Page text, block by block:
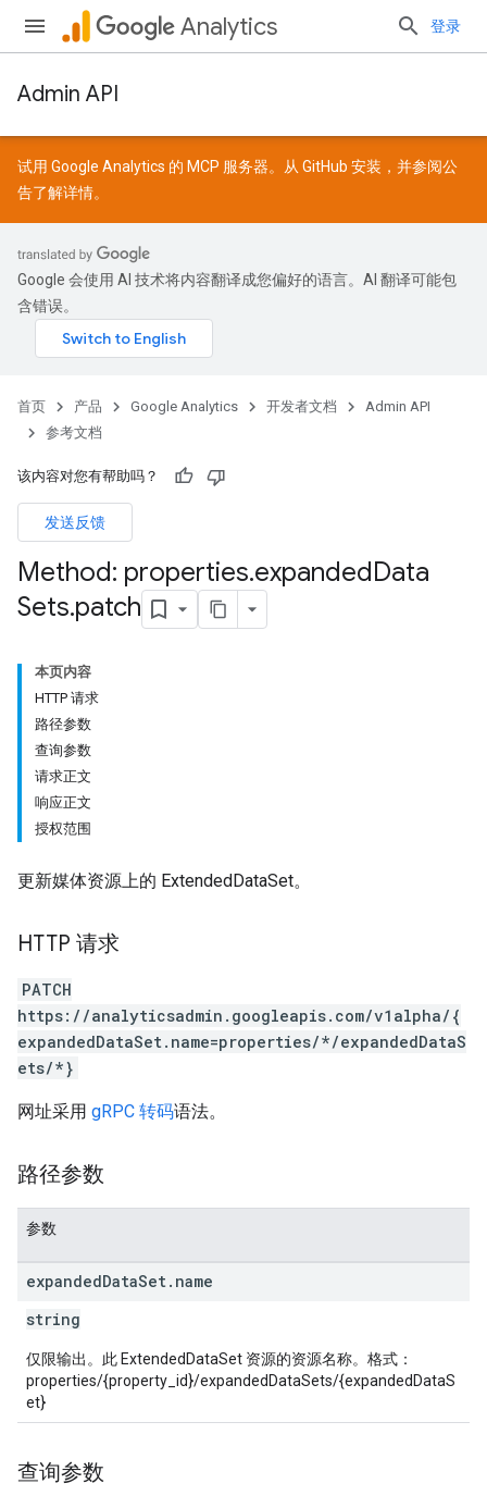
Analytics 登录
Admin API
试用 Google Analytics 的 MCP 服务器。从 GitHub 安装，并参阅公
告了解详情。
Google 会使用 AI 技术将内容翻译成您偏好的语言。AI 翻译可能包
含错误。
首页 产品 Google Analytics 开发者文档
Admin API
参考文档
该内容对您有帮助吗？
发送反馈
Method: properties.expandedData
Sets.patch
本页内容
HTTP 请求
路径参数
查询参数
请求正文
响应正文
授权范围
更新媒体资源上的 ExtendedDataSet。
HTTP 请求
PATCH
https://analyticsadmin.googleapis.com/v1alpha/{
expandedDataSet.name=properties/*/expandedDataS
ets/*}
网址采用 gRPC 转码语法。
路径参数
参数
expandedDataSet. name
string
仅限输出。此 ExtendedDataSet 资源的资源名称。格式：
properties/{property_id}/expandedDataSets/{expandedDataS
et}
查询参数